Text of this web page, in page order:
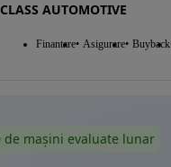
CLASS AUTOMOTIVE
Finantare Asigurare Buyback
de mașini evaluate lunar